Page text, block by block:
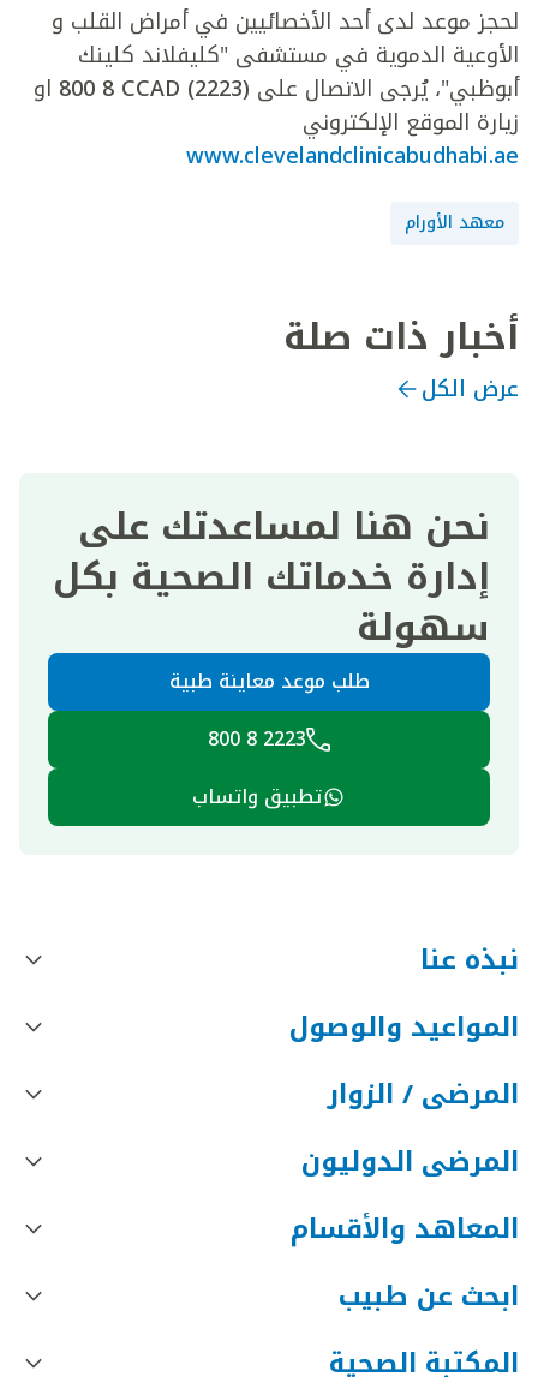
لحجز موعد لدى أحد الأخصائيين في أمراض القلب و
الأوعية الدموية في مستشفى "كليفلاند كلينك
أبوظبي"، يُرجى الاتصال على 800 8 CCAD (2223) او
زيارة الموقع الإلكتروني
www.clevelandclinicabudhabi.ae
معهد الأورام
أخبار ذات صلة
عرض الكل
نحن هنا لمساعدتك على
إدارة خدماتك الصحية بكل
سهولة
طلب موعد معاينة طبية
2223 8 800
تطبيق واتساب
نبذه عنا
المواعيد والوصول
المرضى / الزوار
المرضى الدوليون
المعاهد والأقسام
ابحث عن طبيب
المكتبة الصحية